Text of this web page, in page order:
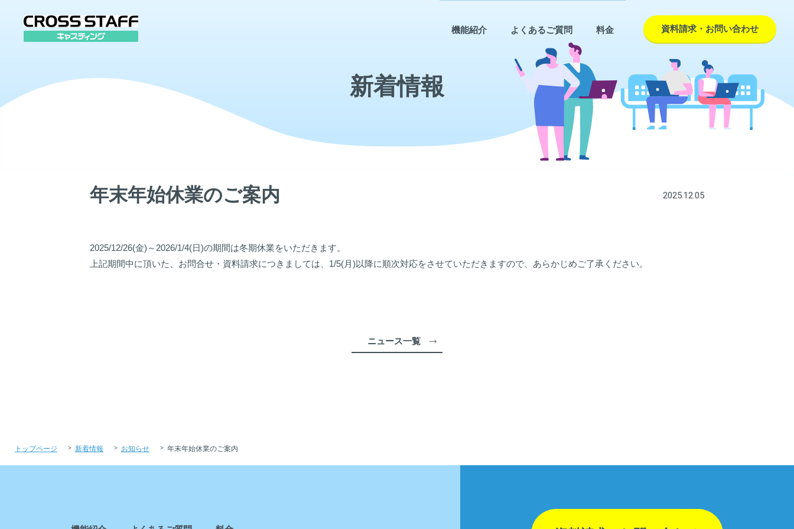
機能紹介 よくあるご質問 料金 資料請求・お問い合わせ
新着情報
年末年始休業のご案内 2025.12.05
2025/12/26(金)～2026/1/4(日)の期間は冬期休業をいただきます。
上記期間中に頂いた、お問合せ・資料請求につきましては、1/5(月)以降に順次対応をさせていただきますので、あらかじめご了承ください。
ニュース一覧
トップページ 新着情報 お知らせ 年末年始休業のご案内